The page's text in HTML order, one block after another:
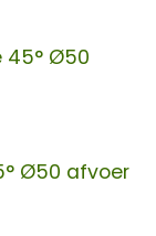
45° Ø50
Ø50 afvoer